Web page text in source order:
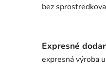
bez
Expresné
expresná výroba